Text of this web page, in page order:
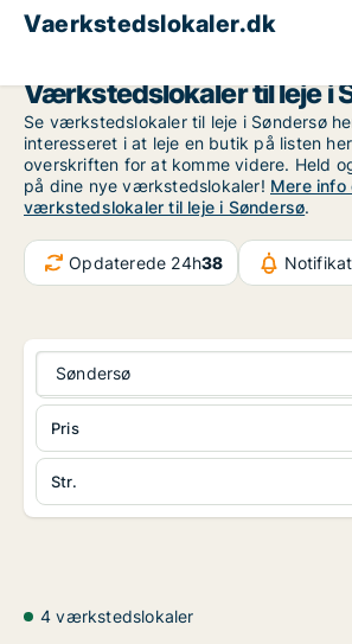
Vaerkstedslokaler.dk
Værkstedslokaler til leje i
Se værkstedslokaler til leje i Søndersø
interesseret i at leje en butik på listen
overskriften for at komme videre. Held
på dine nye værkstedslokaler! Mere info
værkstedslokaler til leje i Søndersø.
Opdaterede 24h38
Søndersø
Str.
Pris
4 værkstedslokaler